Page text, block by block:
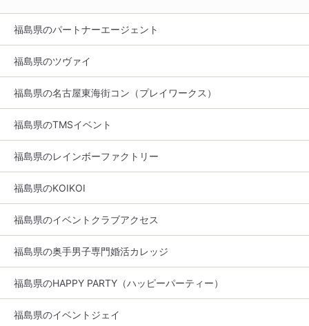
福島県のパートナーエージェント
福島県のツヴァイ
福島県の名古屋東海街コン（プレイワークス）
福島県のTMSイベント
福島県のレインボーファクトリー
福島県のKOIKOI
福島県のイベントクラブアクセス
福島県の奥手男子専門婚活カレッジ
福島県のHAPPY PARTY（ハッピーパーティー）
福島県のイベントジェイ